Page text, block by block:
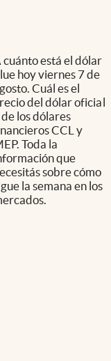
cuánto está el dólar
hoy viernes 7 de
Cuál es el
del dólar oficial
los dólares
CCL y
Toda la
que
sobre cómo
la semana en los